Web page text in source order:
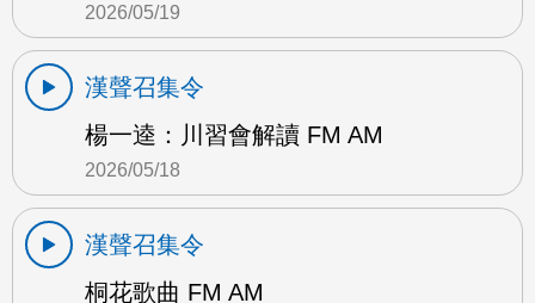
2026/05/19
漢聲召集令
楊一逵：川習會解讀 FM AM
2026/05/18
漢聲召集令
桐花歌曲 FM AM